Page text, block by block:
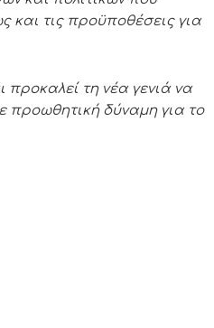
και τις προϋποθέσεις για
προκαλεί τη νέα γενιά να
προωθητική δύναμη για το